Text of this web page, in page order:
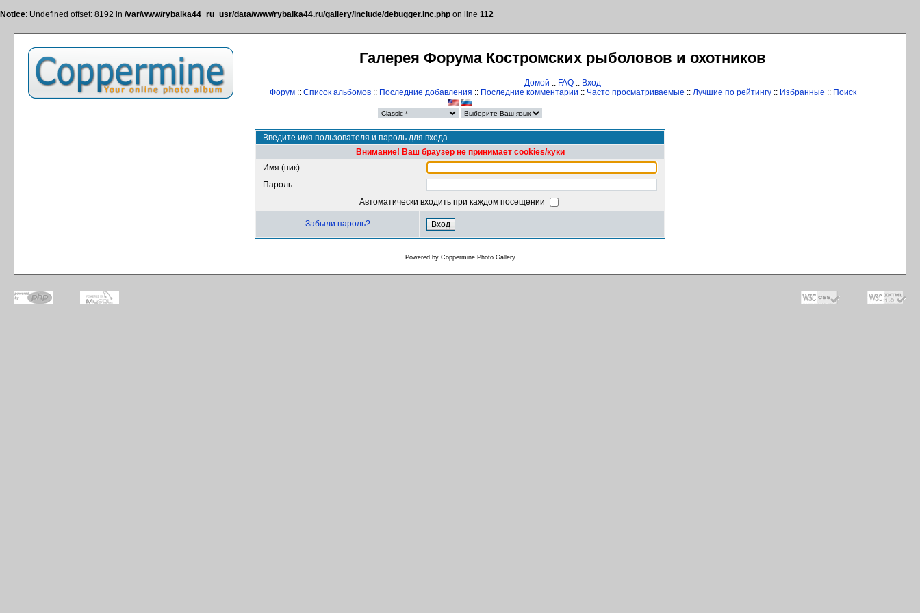
Notice: Undefined offset: 8192 in /var/www/rybalka44_ru_usr/data/www/rybalka44.ru/gallery/include/debugger.inc.php on line 112
Галерея Форума Костромских рыболовов и охотников
Домой :: FAQ :: Вход
Форум:: Список альбомов:: Последние добавления :: Последние комментарии :: Часто просматриваемые :: Лучшие по рейтингу:: Избранные :: Поиск
Введите имя пользователя и пароль для входа
Внимание! Ваш браузер не принимает cookies/куки
Имя (ник)
Пароль
Автоматически входить при каждом посещении
Забыли пароль?
Powered by Coppermine Photo Gallery